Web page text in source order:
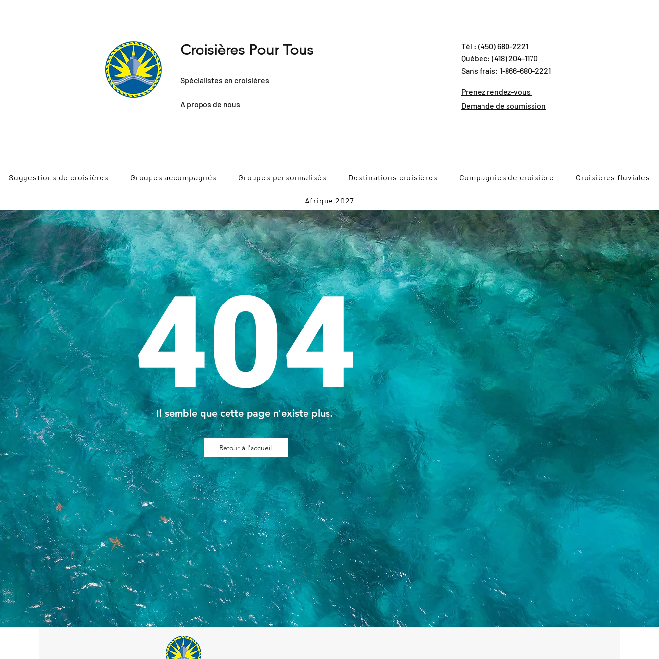
Croisières Pour Tous
Spécialistes en croisières
À propos de nous
Tél : (450) 680-2221
Québec: (418) 204-1170
Sans frais: 1-866-680-2221
Prenez rendez-vous
Demande de soumission
Suggestions de croisières Groupes accompagnés Groupes personnalisés Destinations croisières Compagnies de croisière Croisières fluviales
Afrique 2027
404
Il semble que cette page n'existe plus.
Retour à l'accueil